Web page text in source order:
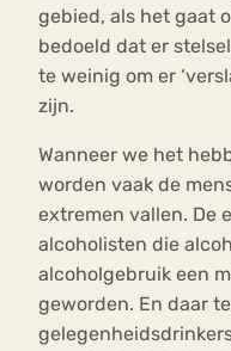
gebied, als het gaat
bedoeld dat er
te weinig om er
zijn.
Wanneer we het
worden vaak de
extremen vallen. De
alcoholisten die
alcoholgebruik een
geworden. En daar